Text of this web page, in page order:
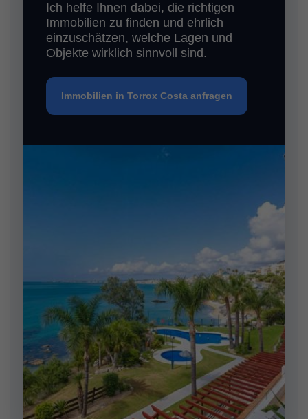
Ich helfe Ihnen dabei, die richtigen
Immobilien zu finden und ehrlich
einzuschätzen, welche Lagen und
Objekte wirklich sinnvoll sind.
Immobilien in Torrox Costa anfragen